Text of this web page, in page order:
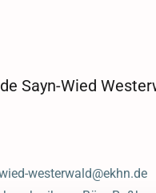
Sayn-Wied
westerwald@ekhn.de